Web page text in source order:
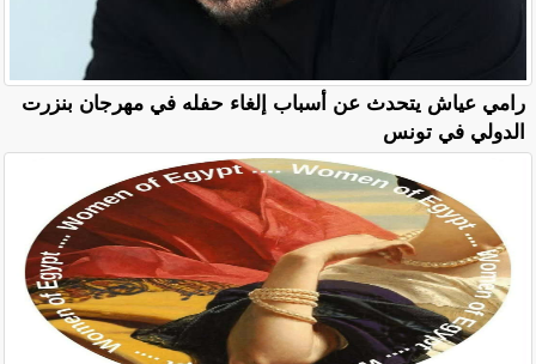
رامي عياش يتحدث عن أسباب إلغاء حفله في مهرجان بنزرت
الدولي في تونس